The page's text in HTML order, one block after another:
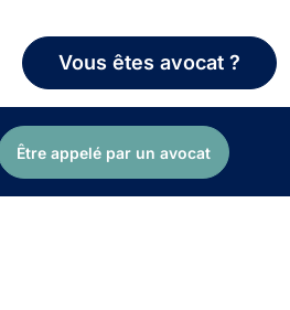
Vous êtes avocat ?
Être appelé par un avocat